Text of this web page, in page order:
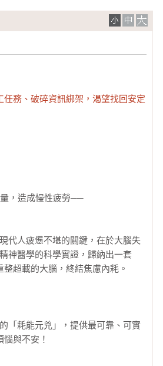
務、破碎資訊綁架，渴望找回安定
，造成慢性疲勞──
代人疲憊不堪的關鍵，在於大腦失
神醫學的科學實證，歸納出一套
超載的大腦，終結焦慮內耗。
「耗能元兇」，提供最可靠、可實
與不安！